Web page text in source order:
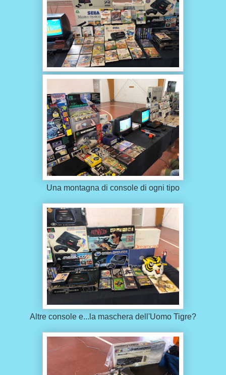
Una montagna di console di ogni tipo
Altre console e...la maschera dell'Uomo Tigre?